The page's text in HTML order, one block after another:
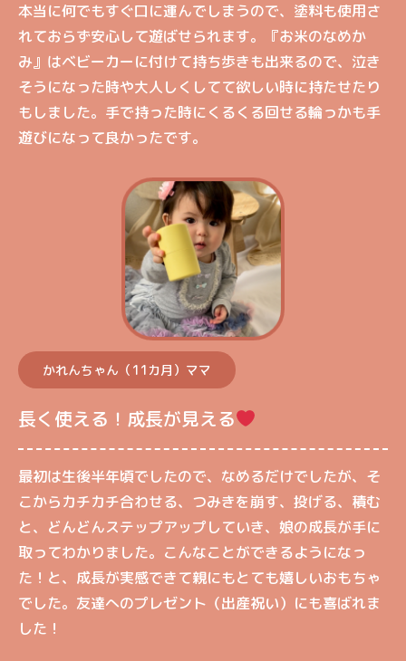
本当に何でもすぐ口に運んでしまうので、塗料も使用さ
れておらず安心して遊ばせられます。『お米のなめか
み』はベビーカーに付けて持ち歩きも出来るので、泣き
そうになった時や大人しくしてて欲しい時に持たせたり
もしました。手で持った時にくるくる回せる輪っかも手
遊びになって良かったです。
かれんちゃん（11カ月）ママ
長く使える！成長が見える
最初は生後半年頃でしたので、なめるだけでしたが、そ
こからカチカチ合わせる、つみきを崩す、投げる、積む
と、どんどんステップアップしていき、娘の成長が手に
取ってわかりました。こんなことができるようになっ
た！と、成長が実感できて親にもとても嬉しいおもちゃ
でした。友達へのプレゼント（出産祝い）にも喜ばれま
した！